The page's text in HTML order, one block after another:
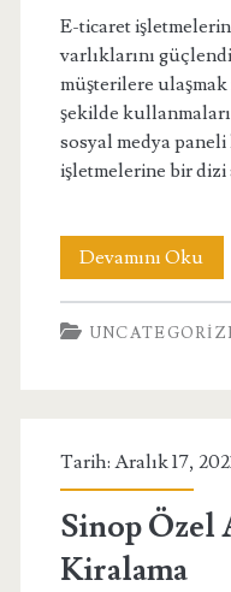
E-ticaret
varlıklarını
müşterilere
şekilde
sosyal medya
işletmelerine bir dizi
Devamını Oku
Tarih: Aralık 17,
Sinop Özel
Kiralama